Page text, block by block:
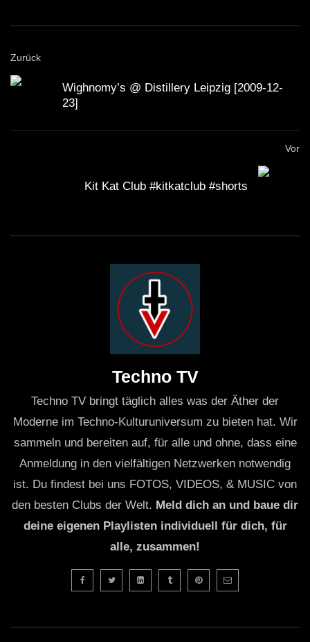
Zurück
Wighnomy’s @ Distillery Leipzig [2009-12-
23]
Vor
Kit Kat Club #kitkatclub #shorts
Techno TV
Techno TV bringt täglich alles was der Äther der
Moderne im Techno-Kulturuniversum zu bieten hat. Wir
sammeln und bereiten auf, für alle und ohne, dass eine
Anmeldung in den vielfältigen Netzwerken notwendig
ist. Du findest bei uns FOTOS, VIDEOS, & MUSIC von
den besten Clubs der Welt. Meld dich an und baue dir
deine eigenen Playlisten individuell für dich, für
alle, zusammen!